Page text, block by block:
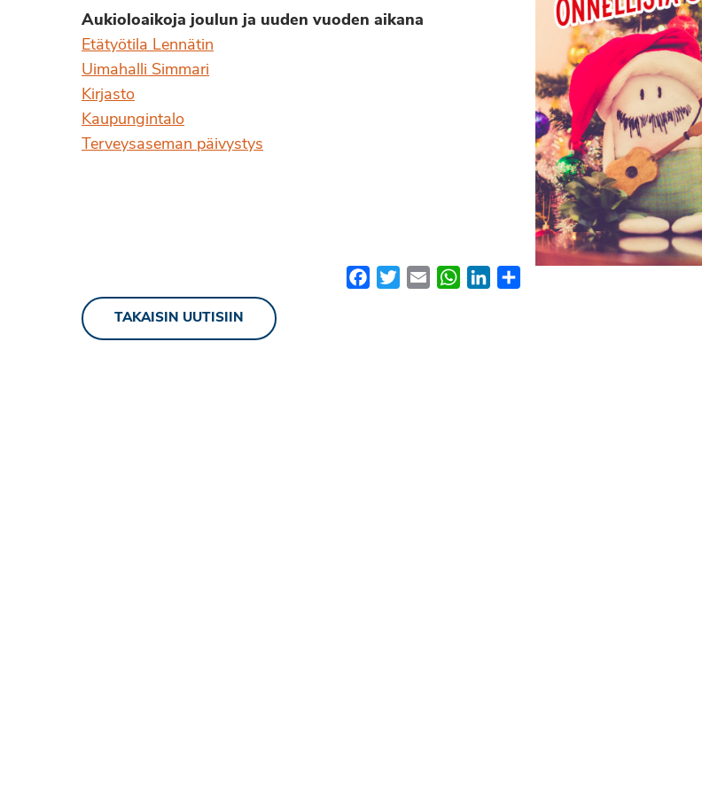
Aukioloaikoja joulun ja uuden vuoden aikana
Etätyötila Lennätin
Uimahalli Simmari
Kirjasto
Kaupungintalo
Terveysaseman päivystys
FacebookTwitterEmail WhatsApp
LinkedIn
TAKAISIN UUTISIIN